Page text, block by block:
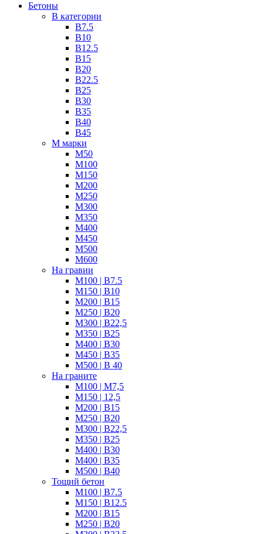
Бетоны
В категории
В7.5
В10
В12.5
B15
В20
В22.5
В25
В30
В35
В40
В45
М марки
М50
М100
М150
М200
М250
М300
М350
М400
М450
М500
М600
На гравии
М100 | B7.5
М150 | B10
М200 | B15
М250 | B20
М300 | B22,5
М350 | B25
M400 | В30
М450 | B35
M500 | B 40
На граните
M100 | М7,5
М150 | 12,5
М200 | B15
М250 | B20
M300 | B22,5
М350 | B25
M400 | B30
M400 | B35
M500 | B40
Тощий бетон
М100 | B7.5
М150 | B12.5
М200 | В15
М250 | В20